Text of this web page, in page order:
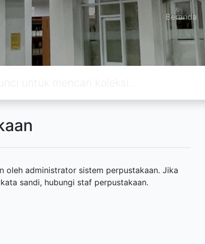
Beranda
oleh administrator sistem perpustakaan. Jika
sandi, hubungi staf perpustakaan.